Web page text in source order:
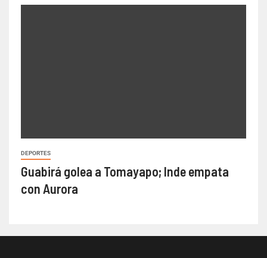
DEPORTES
Guabirá golea a Tomayapo; Inde empata
con Aurora